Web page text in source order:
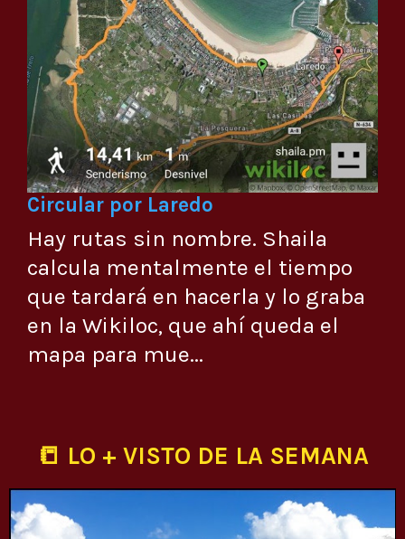
Circular por Laredo
Hay rutas sin nombre. Shaila
calcula mentalmente el tiempo
que tardará en hacerla y lo graba
en la Wikiloc, que ahí queda el
mapa para mue...
📒 LO + VISTO DE LA SEMANA